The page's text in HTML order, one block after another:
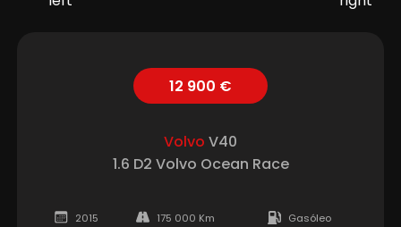
12 900 €
Volvo V40
1.6 D2 Volvo Ocean Race
2015 175 000 Km Gasóleo